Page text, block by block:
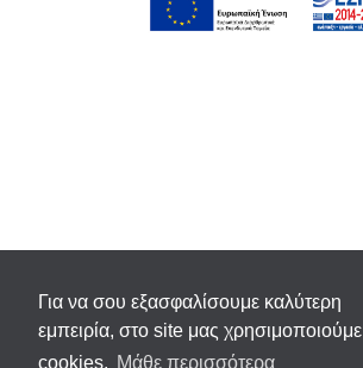
Για να σου εξασφαλίσουμε καλύτερη
εμπειρία, στο site μας χρησιμοποιούμε
cookies. Μάθε περισσότερα